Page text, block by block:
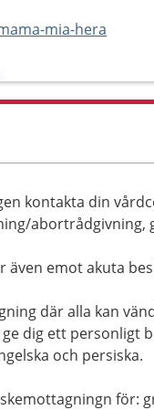
mia-hera
kontakta din
abortrådgivning,
emot akuta
där alla kan
dig ett personligt
och persiska.
för: